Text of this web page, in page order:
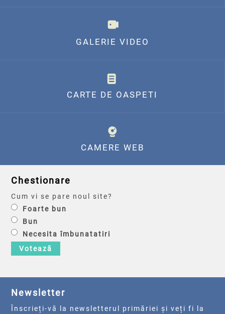
GALERIE VIDEO
CARTE DE OASPETI
CAMERE WEB
Chestionare
Cum vi se pare noul site?
Foarte bun
Bun
Necesita îmbunatatiri
Votează
Newsletter
Înscrieți-vă la newsletterul primăriei și veți fi la